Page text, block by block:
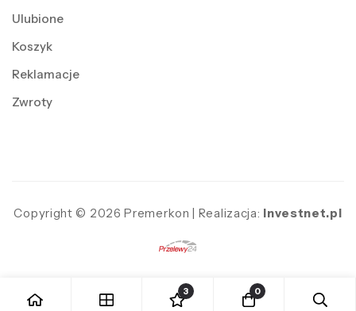
Ulubione
Koszyk
Reklamacje
Zwroty
Copyright © 2026 Premerkon | Realizacja: Investnet.pl
3 0